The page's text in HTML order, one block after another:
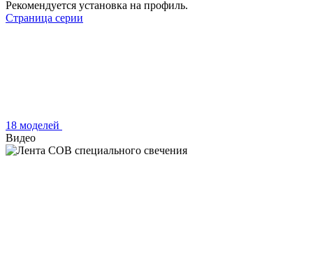
Рекомендуется установка на профиль.
Страница серии
18 моделей
Видео